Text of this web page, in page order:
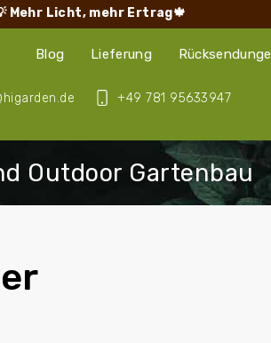
Mehr Licht, mehr Ertrag🍁
+49 781 95633947
Blog Lieferung